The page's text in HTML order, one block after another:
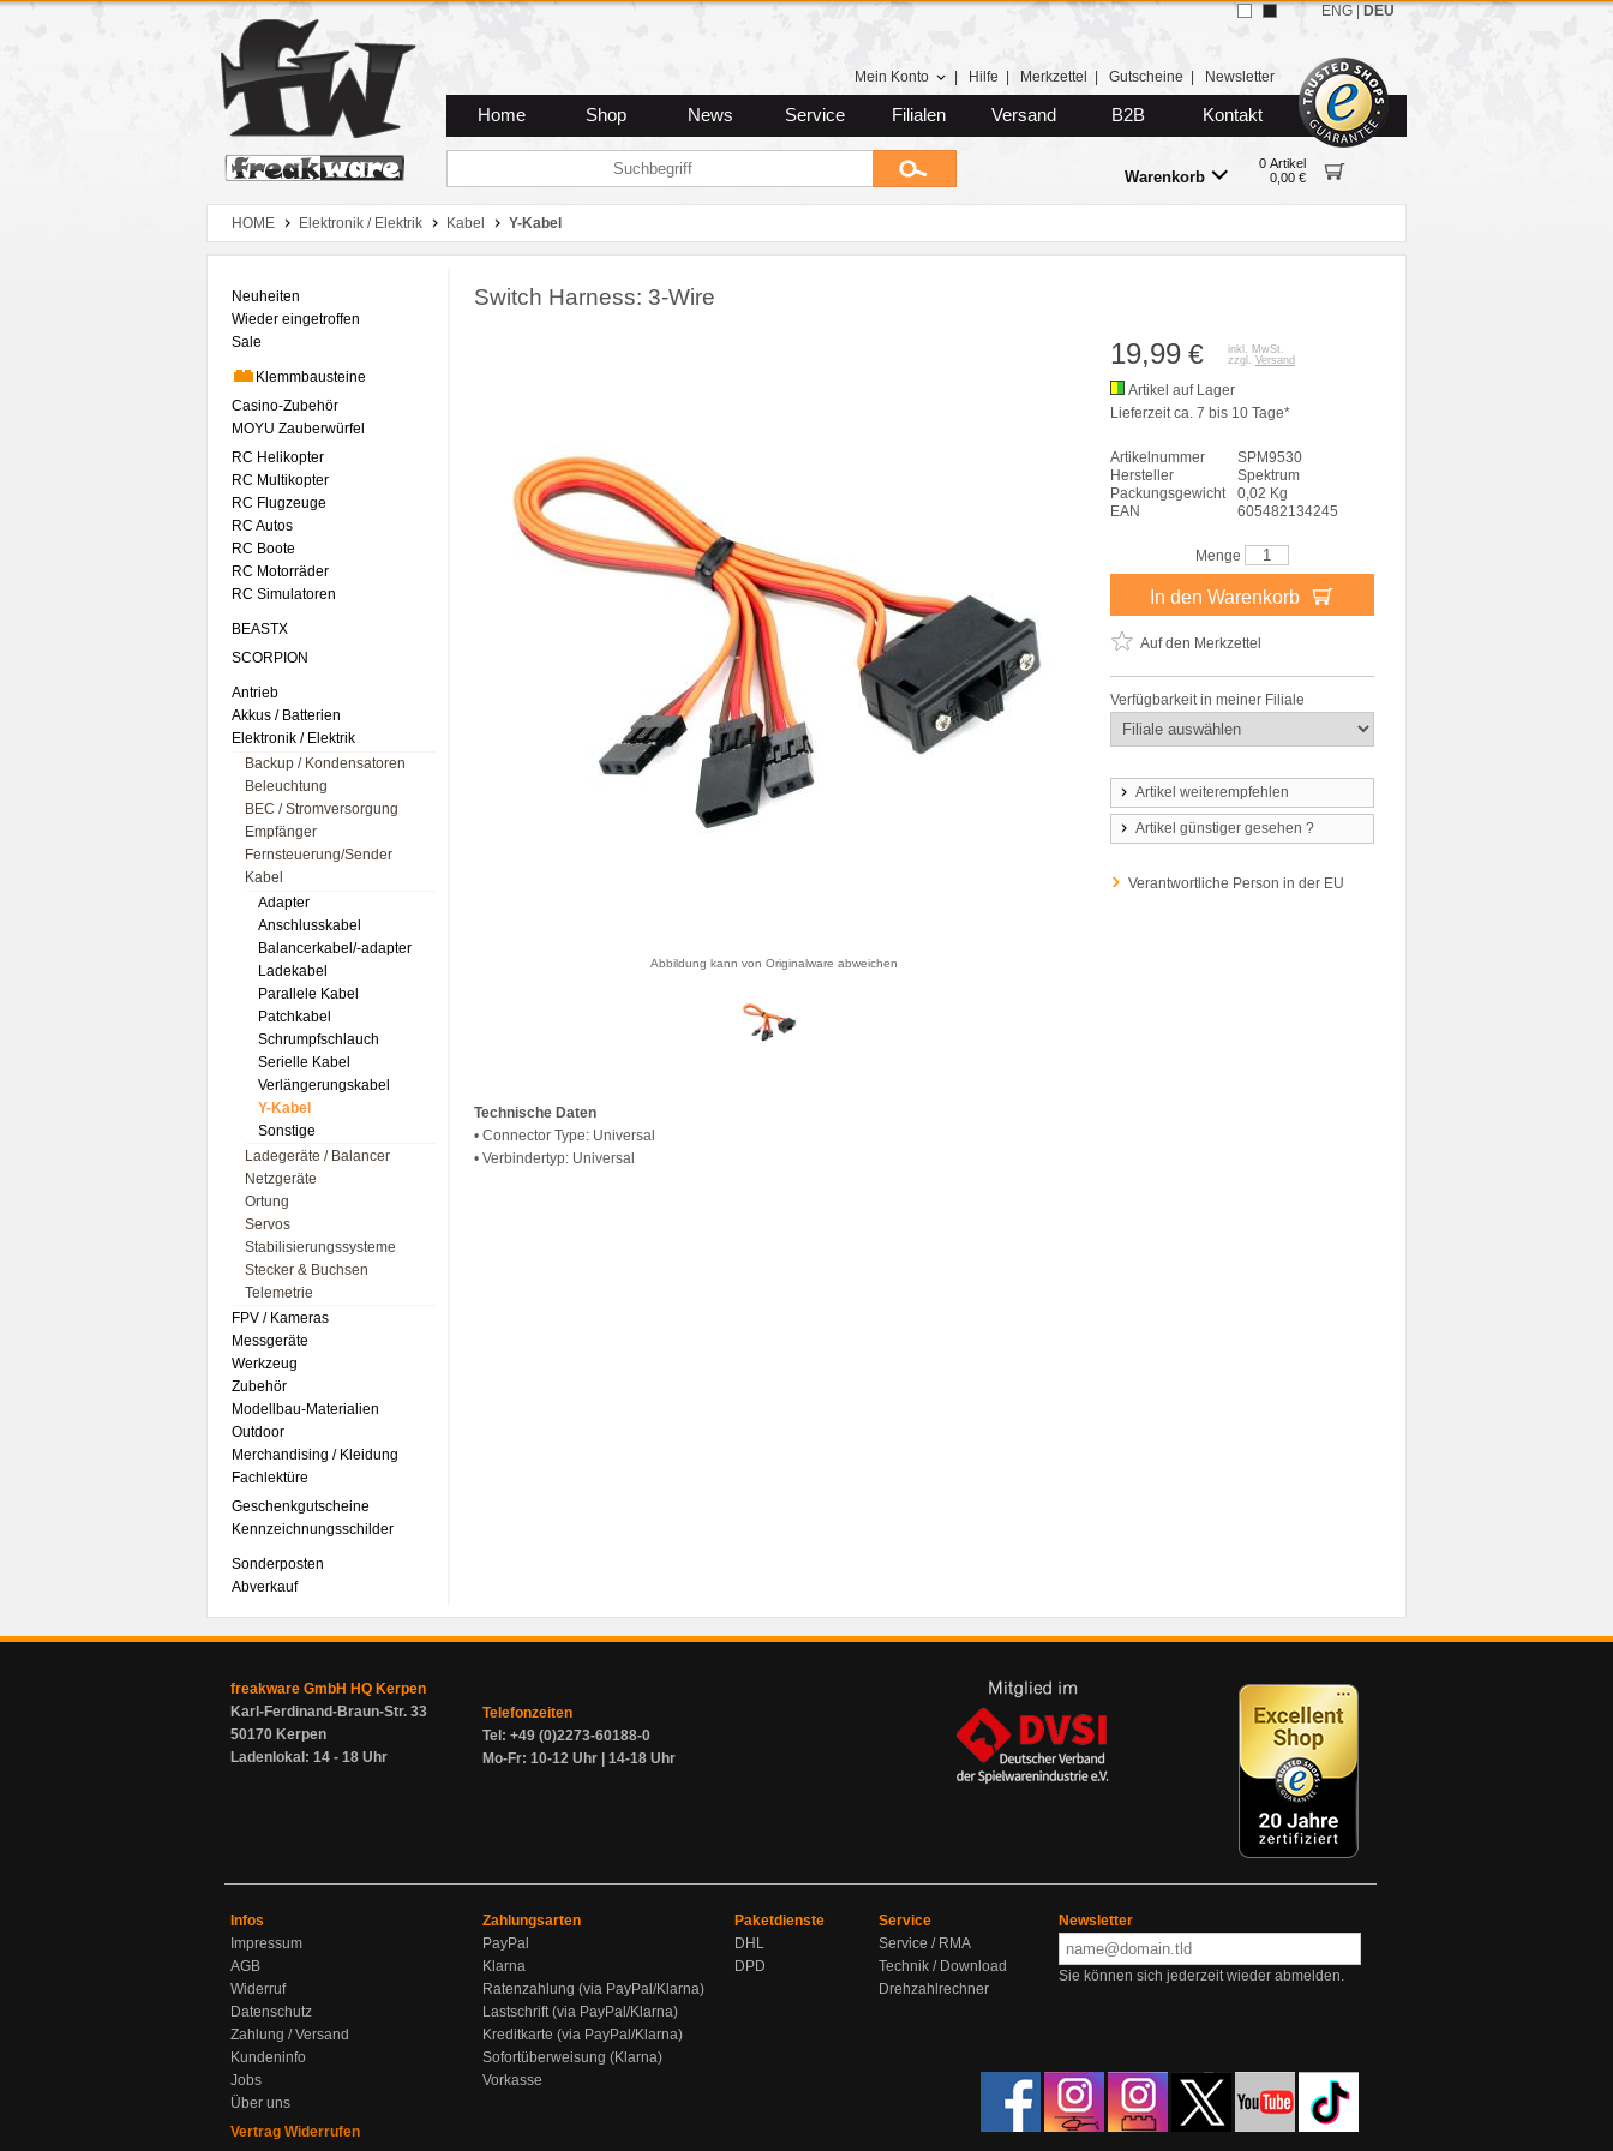
Zum Hauptmenue
Zum Seiteninhalt
Zum Warenkob
Mein Konto Hilfe Merkzettel Gutscheine Newsletter
Home Shop News Service Filialen Versand B2B Kontakt
Warenkorb
0 Artikel
0,00 €
ENG DEU
HOME Elektronik / Elektrik Kabel Y-Kabel
Neuheiten
Wieder eingetroffen
Sale
Klemmbausteine
Casino-Zubehör
MOYU Zauberwürfel
RC Helikopter
RC Multikopter
RC Flugzeuge
RC Autos
RC Boote
RC Motorräder
RC Simulatoren
BEASTX
SCORPION
Antrieb
Akkus / Batterien
Elektronik / Elektrik
Backup / Kondensatoren
Beleuchtung
BEC / Stromversorgung
Empfänger
Fernsteuerung/Sender
Kabel
Adapter
Anschlusskabel
Balancerkabel/-adapter
Ladekabel
Parallele Kabel
Patchkabel
Schrumpfschlauch
Serielle Kabel
Verlängerungskabel
Y-Kabel
Sonstige
Ladegeräte / Balancer
Netzgeräte
Ortung
Servos
Stabilisierungssysteme
Stecker & Buchsen
Telemetrie
FPV / Kameras
Messgeräte
Werkzeug
Zubehör
Modellbau-Materialien
Outdoor
Merchandising / Kleidung
Fachlektüre
Geschenkgutscheine
Kennzeichnungsschilder
Sonderposten
Abverkauf
Switch Harness: 3-Wire
Abbildung kann von Originalware abweichen
Technische Daten
• Connector Type: Universal
• Verbindertyp: Universal
19,99 €
inkl. MwSt.
zzgl. Versand
Artikel auf Lager
Lieferzeit ca. 7 bis 10 Tage*
Artikelnummer
SPM9530
Hersteller
Spektrum
Packungsgewicht
0,02 Kg
EAN
605482134245
Menge
In den Warenkorb
Auf den Merkzettel
Verfügbarkeit in meiner Filiale
Artikel weiterempfehlen
Artikel günstiger gesehen ?
Verantwortliche Person in der EU
freakware GmbH HQ Kerpen
Karl-Ferdinand-Braun-Str. 33
50170 Kerpen
Ladenlokal: 14 - 18 Uhr
Telefonzeiten
Tel: +49 (0)2273-60188-0
Mo-Fr: 10-12 Uhr | 14-18 Uhr
Infos
Impressum
AGB
Widerruf
Datenschutz
Zahlung / Versand
Kundeninfo
Jobs
Über uns
Vertrag Widerrufen
Zahlungsarten
PayPal
Klarna
Ratenzahlung (via PayPal/Klarna)
Lastschrift (via PayPal/Klarna)
Kreditkarte (via PayPal/Klarna)
Sofortüberweisung (Klarna)
Vorkasse
Paketdienste
DHL
DPD
Service
Service / RMA
Technik / Download
Drehzahlrechner
Newsletter
Sie können sich jederzeit wieder abmelden.